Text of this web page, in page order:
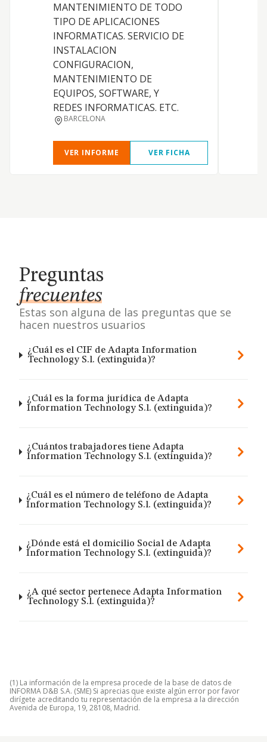
MANTENIMIENTO DE TODO
TIPO DE APLICACIONES
INFORMATICAS. SERVICIO DE
INSTALACION
CONFIGURACION,
MANTENIMIENTO DE
EQUIPOS, SOFTWARE, Y
REDES INFORMATICAS. ETC.
BARCELONA
VER INFORME VER FICHA
Preguntas
frecuentes
Estas son alguna de las preguntas que se
hacen nuestros usuarios
¿Cuál es el CIF de Adapta Information
Technology S.l. (extinguida)?
¿Cuál es la forma jurídica de Adapta
Information Technology S.l. (extinguida)?
¿Cuántos trabajadores tiene Adapta
Information Technology S.l. (extinguida)?
¿Cuál es el número de teléfono de Adapta
Information Technology S.l. (extinguida)?
¿Dónde está el domicilio Social de Adapta
Information Technology S.l. (extinguida)?
¿A qué sector pertenece Adapta Information
Technology S.l. (extinguida)?
(1) La información de la empresa procede de la base de datos de
INFORMA D&B S.A. (SME) Si aprecias que existe algún error por favor
dirígete acreditando tu representación de la empresa a la dirección
Avenida de Europa, 19, 28108, Madrid.